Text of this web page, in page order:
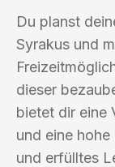
Du planst
Syrakus und
dieser
bietet dir eine
und eine
und erfülltes